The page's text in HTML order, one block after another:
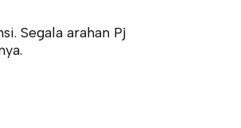
Segala arahan Pj